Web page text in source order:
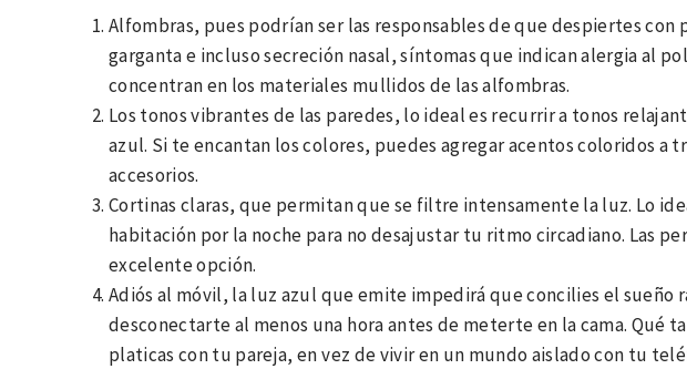
Alfombras, pues podrían ser las responsables de que despiertes con
garganta e incluso secreción nasal, síntomas que indican alergia al
concentran en los materiales mullidos de las alfombras.
Los tonos vibrantes de las paredes, lo ideal es recurrir a tonos
azul. Si te encantan los colores, puedes agregar acentos coloridos a
accesorios.
Cortinas claras, que permitan que se filtre intensamente la luz. Lo
habitación por la noche para no desajustar tu ritmo circadiano. Las
excelente opción.
Adiós al móvil, la luz azul que emite impedirá que concilies el sueño
desconectarte al menos una hora antes de meterte en la cama. Qué
platicas con tu pareja, en vez de vivir en un mundo aislado con tu